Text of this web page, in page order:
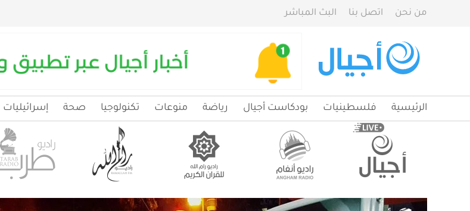
من نحن اتصل بنا البث المباشر
الرئيسية فلسطينيات بودكاست أجيال رياضة منوعات تكنولوجيا صحة إسرائيليات